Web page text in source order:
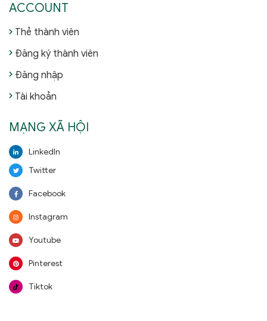
ACCOUNT
Thẻ thành viên
Đăng ký thành viên
Đăng nhập
Tài khoản
MẠNG XÃ HỘI
LinkedIn
Twitter
Facebook
Instagram
Youtube
Pinterest
Tiktok